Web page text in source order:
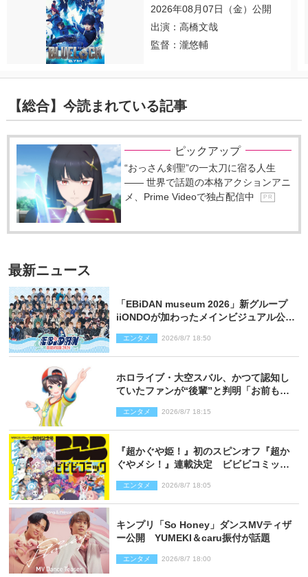
2026年08月07日（金）公開
出演：高橋文哉
監督：瀧悠輔
【総合】今読まれている記事
ピックアップ
“おっさん剣聖”の一太刀に宿る人生
―― 世界で話題の本格アクションアニ
メ、Prime Videoで独占配信中
P R
最新ニュース
「EBiDAN museum 2026」新グループ
iiONDOが加わったメインビジュアル公
エンタメ 2026/8/7 18:50
ホロライブ・大空スバル、かつて認知し
ていたファンが“後輩”と判明「お前もし
エンタメ 2026/8/7 18:15
『超かぐや姫！』初のスピンオフ『超か
ぐやメシ！』連載決定 ビビビコミック
エンタメ 2026/8/7 18:05
キンプリ「So Honey」ダンスMVティザ
ー公開 YUMEKI＆caru振付が話題
エンタメ 2026/8/7 18:00